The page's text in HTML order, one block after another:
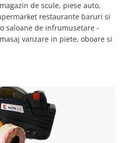
de scule, piese auto,
restaurante baruri si
saloane de infrumusetare -
vanzare in piete, oboare si